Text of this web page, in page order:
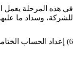
في هذه المرحلة
للشركة، وسداد ما
6) إعداد الحساب الختامي